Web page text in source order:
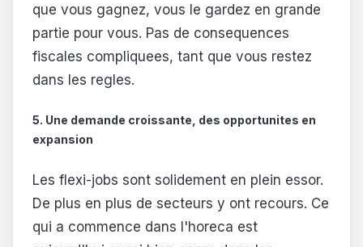
que vous gagnez, vous le gardez en grande
partie pour vous. Pas de consequences
fiscales compliquees, tant que vous restez
dans les regles.
5. Une demande croissante, des opportunites en
expansion
Les flexi-jobs sont solidement en plein essor.
De plus en plus de secteurs y ont recours. Ce
qui a commence dans l'horeca est